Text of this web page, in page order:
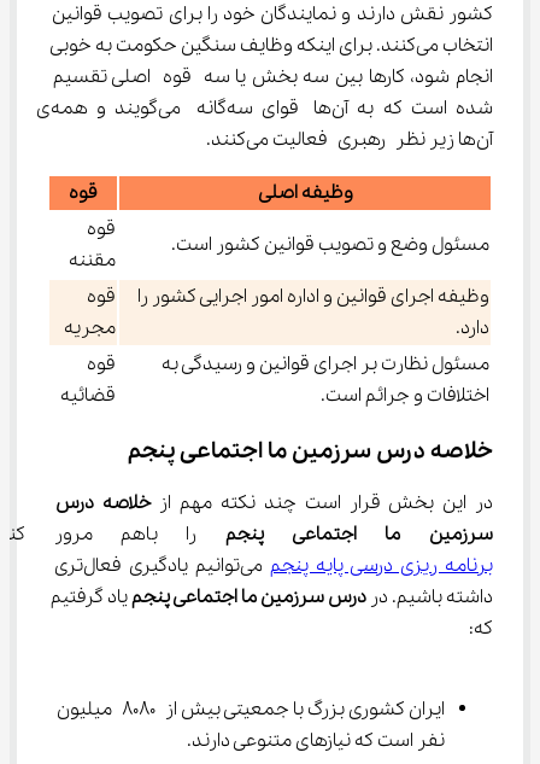
کشور نقش دارند و نمایندگان خود را برای تصویب قوانین
انتخاب می‌کنند. برای اینکه وظایف سنگین حکومت به خوبی
انجام شود، کارها بین سه بخش یا سه قوه اصلی تقسیم
شده است که به آن‌ها قوای سه‌گانه می‌گویند و همه‌ی
آن‌ها زیر نظر رهبری فعالیت می‌کنند.
وظیفه اصلی
قوه
مسئول وضع و تصویب قوانین کشور است.
قوه
مقننه
وظیفه اجرای قوانین و اداره امور اجرایی کشور را
دارد.
قوه
مجریه
مسئول نظارت بر اجرای قوانین و رسیدگی به
اختلافات و جرائم است.
قوه
قضائیه
خلاصه درس سرزمین ما اجتماعی پنجم
در این بخش قرار است چند نکته مهم از خلاصه درس
سرزمین ما اجتماعی پنجم را باهم مرور
برنامه ریزی درسی پایه پنجم
می‌توانیم یادگیری فعال‌تری
داشته باشیم. در درس سرزمین ما اجتماعی پنجم یاد گرفتیم
که:
ایران کشوری بزرگ با جمعیتی بیش از ۸۰۸۰ میلیون
نفر است که نیازهای متنوعی دارند.